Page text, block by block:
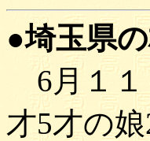
●埼玉県
6月１１
才5才の